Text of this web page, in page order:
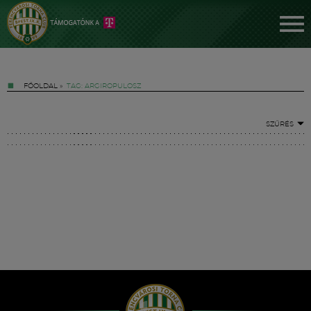
FŐOLDAL » TAG: ARGIROPULOSZ
SZŰRÉS
Hírek